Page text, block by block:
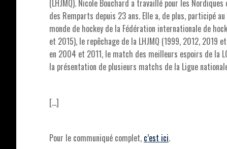
(LHJMQ). Nicole Bouchard a travaillé pour les
des Remparts depuis 23 ans. Elle a, de plus, participé
monde de hockey de la Fédération internationale de
et 2015), le repêchage de la LHJMQ (1999, 2012, 2019
en 2004 et 2011, le match des meilleurs espoirs de la
la présentation de plusieurs matchs de la Ligue
[…]
Pour le communiqué complet, c’est ici.